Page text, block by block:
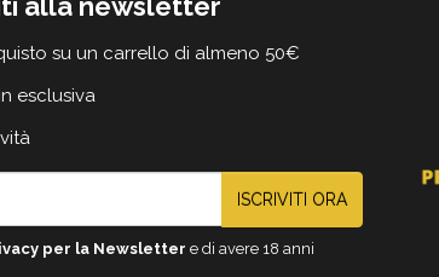
su un carrello di almeno 50€
esclusiva
ISCRIVITI ORA
per la Newsletter e di avere 18 anni